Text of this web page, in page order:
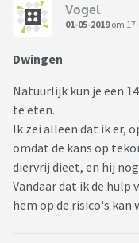
Vogel
01-05-2019om
Dwingen
Natuurlijk kun je een
te eten.
Ik zei alleen dat ik er,
omdat de kans op
diervrij dieet, en hij
Vandaar dat ik de hulp
hem op de risico's kan